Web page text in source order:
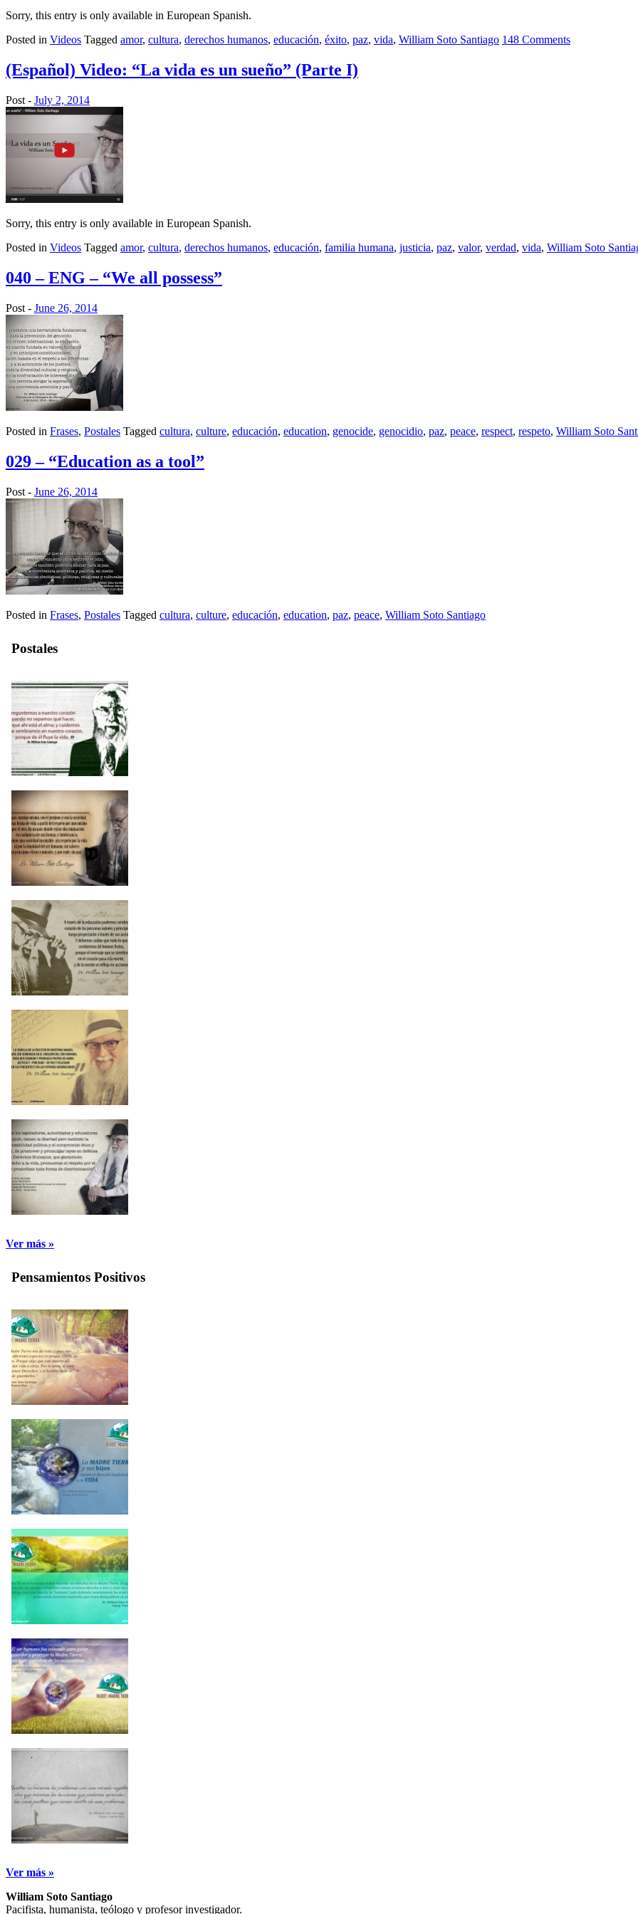
Sorry, this entry is only available in European Spanish.
Posted in Videos Tagged amor, cultura, derechos humanos, educación, éxito, paz, vida, William Soto Santiago 148 Comments
(Español) Video: “La vida es un sueño” (Parte I)
Post - July 2, 2014
Sorry, this entry is only available in European Spanish.
Posted in Videos Tagged amor, cultura, derechos humanos, educación, familia humana, justicia, paz, valor, verdad, vida, William Soto
040 – ENG – “We all possess”
Post - June 26, 2014
Posted in Frases, Postales Tagged cultura, culture, educación, education, genocide, genocidio, paz, peace, respect, respeto, William Soto
029 – “Education as a tool”
Post - June 26, 2014
Posted in Frases, Postales Tagged cultura, culture, educación, education, paz, peace, William Soto Santiago
Postales
Ver más »
Pensamientos Positivos
Ver más »
William Soto Santiago
Pacifista, humanista, teólogo y profesor investigador.